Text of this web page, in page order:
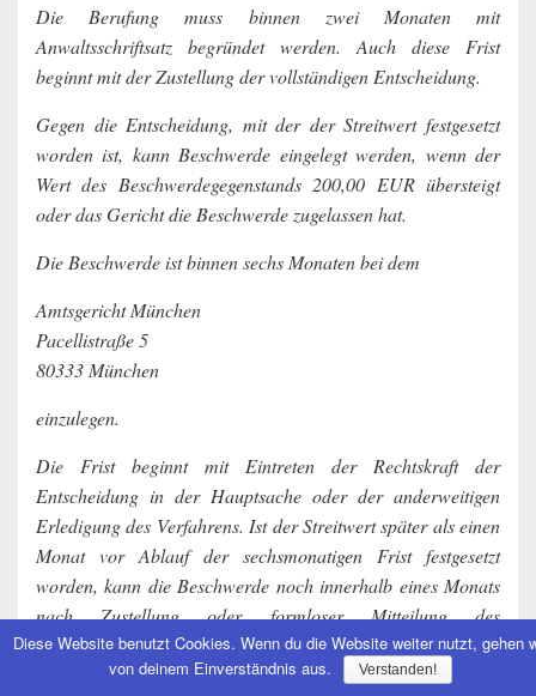
Die Berufung muss binnen zwei Monaten mit
Anwaltsschriftsatz begründet werden. Auch diese Frist
beginnt mit der Zustellung der vollständigen Entscheidung.
Gegen die Entscheidung, mit der der Streitwert festgesetzt
worden ist, kann Beschwerde eingelegt werden, wenn der
Wert des Beschwerdegegenstands 200,00 EUR übersteigt
oder das Gericht die Beschwerde zugelassen hat.
Die Beschwerde ist binnen sechs Monaten bei dem
Amtsgericht München
Pacellistraße 5
80333 München
einzulegen.
Die Frist beginnt mit Eintreten der Rechtskraft der
Entscheidung in der Hauptsache oder der anderweitigen
Erledigung des Verfahrens. Ist der Streitwert später als einen
Monat vor Ablauf der sechsmonatigen Frist festgesetzt
worden, kann die Beschwerde noch innerhalb eines Monats
nach Zustellung oder formloser Mitteilung des
Festsetzungsbeschlusses eingelegt werden. Im Fall der
formlosen Mitteilung gilt der Beschluss mit dem dritten Tage
Diese Website benutzt Cookies. Wenn du die Website weiter nutzt, gehen
von deinem Einverständnis aus.
Verstanden!